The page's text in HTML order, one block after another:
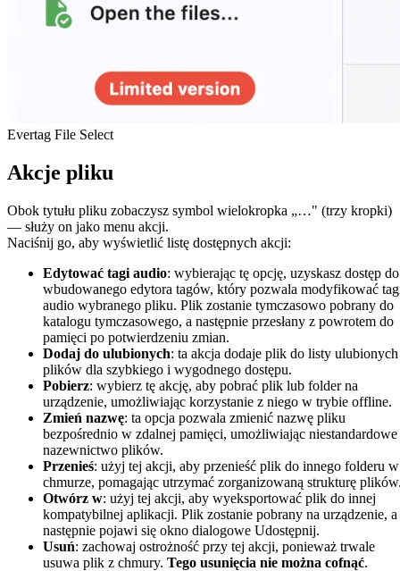
Evertag File Select
Akcje pliku
Obok tytułu pliku zobaczysz symbol wielokropka „…" (trzy kropki)
— służy on jako menu akcji.
Naciśnij go, aby wyświetlić listę dostępnych akcji:
Edytować tagi audio: wybierając tę opcję, uzyskasz dostęp do
wbudowanego edytora tagów, który pozwala modyfikować
audio wybranego pliku. Plik zostanie tymczasowo pobrany do
katalogu tymczasowego, a następnie przesłany z powrotem do
pamięci po potwierdzeniu zmian.
Dodaj do ulubionych: ta akcja dodaje plik do listy ulubionych
plików dla szybkiego i wygodnego dostępu.
Pobierz: wybierz tę akcję, aby pobrać plik lub folder na
urządzenie, umożliwiając korzystanie z niego w trybie offline.
Zmień nazwę: ta opcja pozwala zmienić nazwę pliku
bezpośrednio w zdalnej pamięci, umożliwiając niestandardowe
nazewnictwo plików.
Przenieś: użyj tej akcji, aby przenieść plik do innego folderu w
chmurze, pomagając utrzymać zorganizowaną strukturę
Otwórz w: użyj tej akcji, aby wyeksportować plik do innej
kompatybilnej aplikacji. Plik zostanie pobrany na urządzenie, a
następnie pojawi się okno dialogowe Udostępnij.
Usuń: zachowaj ostrożność przy tej akcji, ponieważ trwale
usuwa plik z chmury. Tego usunięcia nie można cofnąć.